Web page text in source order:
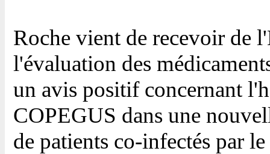
Roche vient de recevoir de
l'évaluation des
un avis positif concernant
COPEGUS dans une
de patients co-infectés par